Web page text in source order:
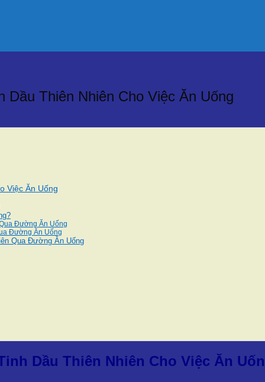
Thiên Nhiên Cho Việc Ăn Uống
Việc Ăn Uống
Đường Ăn Uống
Đường Ăn Uống
Qua Đường Ăn Uống
Dầu Thiên Nhiên Cho Việc Ăn